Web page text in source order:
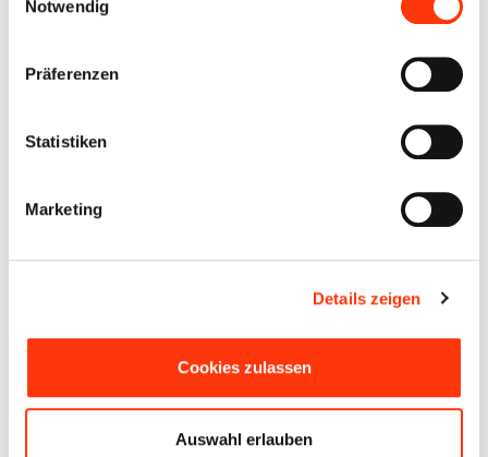
Notwendig
Präferenzen
Statistiken
Marketing
Details zeigen
Cookies zulassen
Auswahl erlauben
verleiht Eurem mobilen Zuhause eine
Kombination mit dem Boden in Echtholz
Optik gelingt ein angenehmer Übergang
in den Schlaf- und Wohnraum. Darüber
hinaus kann die 3er Sitzbank mit
wenigen Handgriffen zu einer weiteren
Liegefläche umgebaut werden.
findet sich nun Platz für bis zu 4
Ein 42 Liter Wassertank sorgt für